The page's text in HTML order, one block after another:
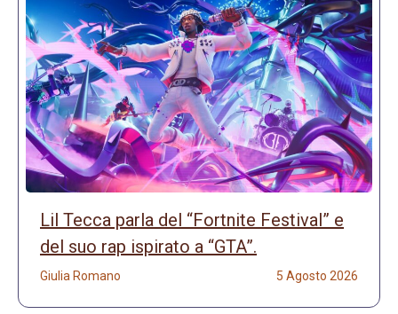
Lil Tecca parla del “Fortnite Festival” e
del suo rap ispirato a “GTA”.
Giulia Romano 5 Agosto 2026